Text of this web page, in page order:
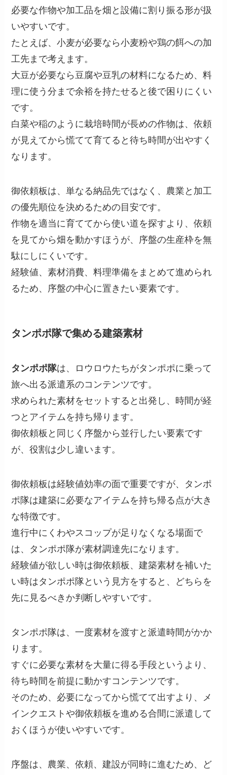
必要な作物や加工品を畑と設備に割り振る形が扱
いやすいです。
たとえば、小麦が必要なら小麦粉や鶏の餌への加
工先まで考えます。
大豆が必要なら豆腐や豆乳の材料になるため、料
理に使う分まで余裕を持たせると後で困りにくい
です。
白菜や稲のように栽培時間が長めの作物は、依頼
が見えてから慌てて育てると待ち時間が出やすく
なります。
御依頼板は、単なる納品先ではなく、農業と加工
の優先順位を決めるための目安です。
作物を適当に育ててから使い道を探すより、依頼
を見てから畑を動かすほうが、序盤の生産枠を無
駄にしにくいです。
経験値、素材消費、料理準備をまとめて進められ
るため、序盤の中心に置きたい要素です。
タンポポ隊で集める建築素材
タンポポ隊は、ロウロウたちがタンポポに乗って
旅へ出る派遣系のコンテンツです。
求められた素材をセットすると出発し、時間が経
つとアイテムを持ち帰ります。
御依頼板と同じく序盤から並行したい要素です
が、役割は少し違います。
御依頼板は経験値効率の面で重要ですが、タンポ
ポ隊は建築に必要なアイテムを持ち帰る点が大き
な特徴です。
進行中にくわやスコップが足りなくなる場面で
は、タンポポ隊が素材調達先になります。
経験値が欲しい時は御依頼板、建築素材を補いた
い時はタンポポ隊という見方をすると、どちらを
先に見るべきか判断しやすいです。
タンポポ隊は、一度素材を渡すと派遣時間がかか
ります。
すぐに必要な素材を大量に得る手段というより、
待ち時間を前提に動かすコンテンツです。
そのため、必要になってから慌てて出すより、メ
インクエストや御依頼板を進める合間に派遣して
おくほうが使いやすいです。
序盤は、農業、依頼、建設が同時に進むため、ど